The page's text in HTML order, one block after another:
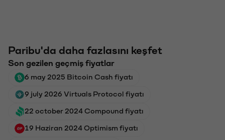
Paribu'da daha fazlasını keşfet
Son gezilen geçmiş fiyatlar
6 may 2025 Bitcoin Cash fiyatı
9 july 2026 Virtuals Protocol fiyatı
22 october 2024 Compound fiyatı
19 Haziran 2024 Optimism fiyatı